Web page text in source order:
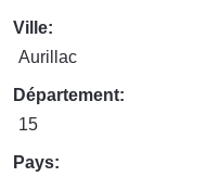
Ville:
Aurillac
Département:
15
Pays: